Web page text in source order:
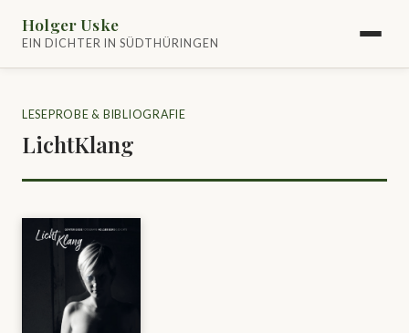
Holger Uske
EIN DICHTER IN SÜDTHÜRINGEN
LESEPROBE & BIBLIOGRAFIE
LichtKlang